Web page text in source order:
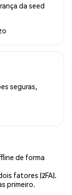
da seed
seguras,
de forma
fatores (2FA).
primeiro.